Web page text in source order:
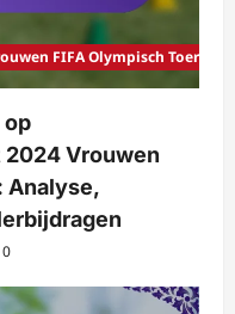
FIFA Olympisch Toernooi
op
Vrouwen
Analyse,
0